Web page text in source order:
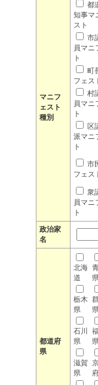
マニフ
ェスト
種別
都
知事マ
スト
市
員マニ
ト
町
フェス
村
員マニ
ト
区
派マニ
ト
市
フェス
衆
員マニ
ト
政治家
名
都道府
県
北海
道
栃木
県
石川
県
滋賀
県